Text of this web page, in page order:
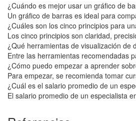
¿Cuándo es mejor usar un gráfico de
Un gráfico de barras es ideal para
¿Cuáles son los cinco principios para
Los cinco principios son claridad,
¿Qué herramientas de visualización de
Entre las herramientas recomendadas
¿Cómo puedo empezar a aprender
Para empezar, se recomienda tomar
¿Cuál es el salario promedio de un
El salario promedio de un especialista